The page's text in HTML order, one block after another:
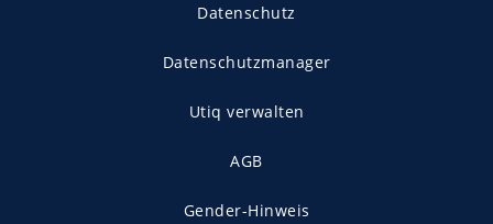
Datenschutz
Datenschutzmanager
Utiq verwalten
AGB
Gender-Hinweis